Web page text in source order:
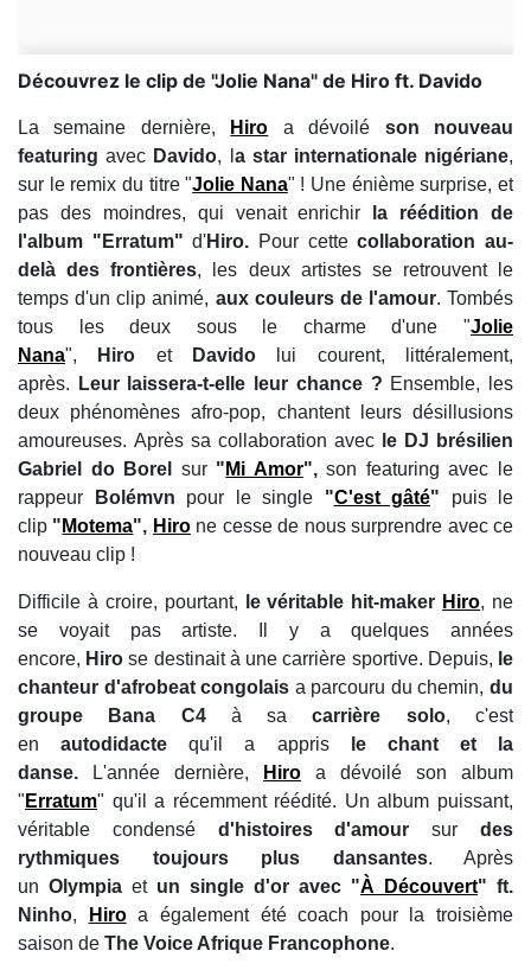
Découvrez le clip de "Jolie Nana" de Hiro ft. Davido
La semaine dernière, Hiro a dévoilé son nouveau
featuring avec Davido, l a star internationale nigériane,
sur le remix du titre "Jolie Nana" ! Une énième surprise, et
pas des moindres, qui venait enrichir la réédition de
l'album "Erratum" d'Hiro. Pour cettecollaboration au-
delà des frontières, les deux artistes se retrouvent le
temps d'un clip animé, aux couleurs de l'amour. Tombés
tous les deux sous le charme d'une "Jolie
Nana", Hiro et Davido lui courent, littéralement,
après.
Leur laissera-t-elle leur chance ? Ensemble, les
deux phénomènes afro-pop, chantent leurs désillusions
amoureuses. Après sa collaboration avec le DJ brésilien
Gabriel do Borel sur" Mi Amor",son featuring avec le
rappeur
Bolémvn pour le single "C'est gâté" puis le
clip " Motema", Hiro ne cesse de nous surprendre avec ce
nouveau clip !
Difficile à croire, pourtant, le véritable hit-maker Hiro, ne
se voyait pas artiste. Il y a quelques années
encore, Hiro se destinait à une carrière sportive. Depuis, le
chanteur d'afrobeat congolais a parcouru du chemin,du
groupe Bana C4à sacarrière solo, c'est
en autodidactequ'il a appris
le chant et la
danse.
L'année dernière, Hiro a dévoilé son album
" Erratum" qu'il a récemment réédité. Un album puissant,
véritable condensé d'histoires d'amour surdes
rythmiques toujours plus dansantes. Après
un Olympia et un single d'or avec "À Découvert" ft.
Ninho, Hiroa également été coach pour la troisième
saison de The Voice Afrique Francophone.